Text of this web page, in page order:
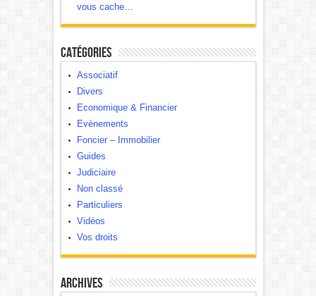
vous cache…
Catégories
Associatif
Divers
Economique & Financier
Evènements
Foncier – Immobilier
Guides
Judiciaire
Non classé
Particuliers
Vidéos
Vos droits
Archives